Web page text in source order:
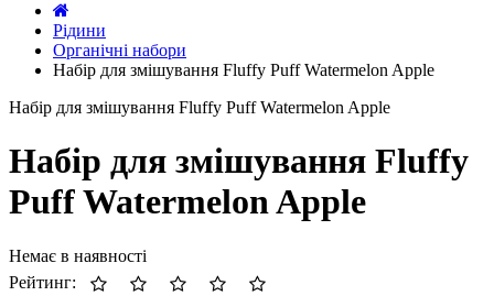
Рідини
Органічні набори
Набір для змішування Fluffy Puff Watermelon Apple
Набір для змішування Fluffy Puff Watermelon Apple
Набір для змішування Fluffy
Puff Watermelon Apple
Немає в наявності
Рейтинг: